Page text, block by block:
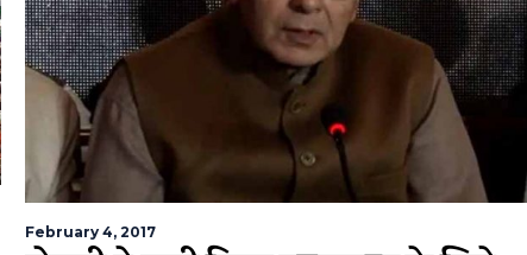
February 4, 2017